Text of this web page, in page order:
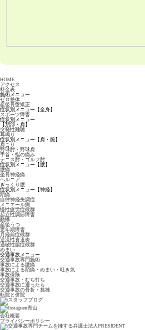
HOME
アクセス
料金表
施術メニュー
ゼロ整体
産後骨盤矯正
症状別メニュー【全身】
スポーツ障害
症状別メニュー
【頚部・肩】
突発性難聴
耳鳴り
症状別メニュー【肩・腕】
肩こり
野球肘・野球肩
手首・指の痛み
テニス肘・ゴルフ肘
症状別メニュー【腰】
腰痛
坐骨神経痛
ヘルニア
ぎっくり腰
症状別メニュー【神経】
頭痛
自律神経失調症
メニエール病
慢性疲労症候群
起立性調節障害
動悸
産後うつ
更年期障害
月経前症候群
逆流性食道炎
過敏性腸症候群
めまい
交通事故メニュー
交通事故専門施術
事故による腰痛
事故による頭痛・めまい・吐き気
事故保険
交通事故・むち打ち
交通事故に遭ったら
交通事故の骨折・捻挫
転院と併院
会社概要
プライバシーポリシー